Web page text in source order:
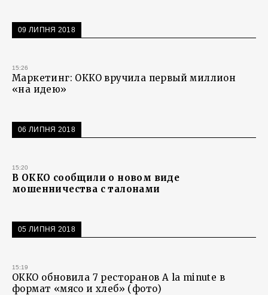
09 ЛИПНЯ 2018
15:26
Маркетинг: ОККО вручила первый миллион
«на идею»
06 ЛИПНЯ 2018
15:20
В ОККО сообщили о новом виде
мошенничества с талонами
05 ЛИПНЯ 2018
15:19
ОККО обновила 7 ресторанов А la minute в
формат «мясо и хлеб» (фото)